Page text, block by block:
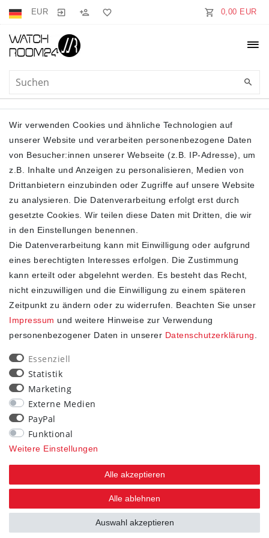
EUR 0,00 EUR
BIKINI-SETS
Filter
SHOP
Impressum
Daten­schutz­erklärung
AGB
Widerrufs­recht
STAY CONNECTED
Wir verwenden Cookies und ähnliche Technologien auf
unserer Website und verarbeiten personenbezogene Daten
von Besucher:innen unserer Webseite (z.B. IP-Adresse), um
z.B. Inhalte und Anzeigen zu personalisieren, Medien von
Drittanbietern einzubinden oder Zugriffe auf unsere Website
zu analysieren. Die Datenverarbeitung erfolgt erst durch
gesetzte Cookies. Wir teilen diese Daten mit Dritten, die wir
in den Einstellungen benennen.
Die Datenverarbeitung kann mit Einwilligung oder aufgrund
eines berechtigten Interesses erfolgen. Die Zustimmung
kann erteilt oder abgelehnt werden. Es besteht das Recht,
nicht einzuwilligen und die Einwilligung zu einem späteren
Zeitpunkt zu ändern oder zu widerrufen. Beachten Sie unser
Impressum und weitere Hinweise zur Verwendung
personenbezogener Daten in unserer Daten­schutz­erklärung
Essenziell
Statistik
Marketing
Externe Medien
PayPal
Funktional
Weitere Einstellungen
Alle akzeptieren
Alle ablehnen
Auswahl akzeptieren